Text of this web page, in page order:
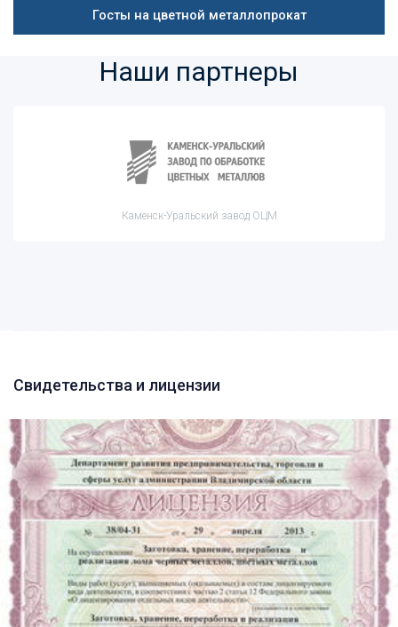
Госты на цветной металлопрокат
Наши партнеры
Каменск-Уральский завод ОЦМ
Свидетельства и лицензии